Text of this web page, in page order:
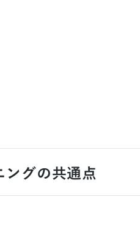
グの共通点